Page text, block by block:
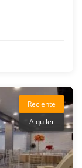
Reciente
Alquiler